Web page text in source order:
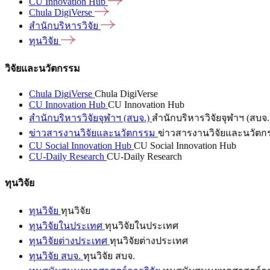
Chula DigiVerse
สำนักบริหารวิจัย
ทุนวิจัย
วิจัยและนวัตกรรม
Chula DigiVerse Chula DigiVerse
CU Innovation Hub CU Innovation Hub
สำนักบริหารวิจัยจุฬาฯ (สบจ.) สำนักบริหารวิจัยจุฬาฯ (สบจ
ข่าวสารงานวิจัยและนวัตกรรม ข่าวสารงานวิจัยและนวัตก
CU Social Innovation Hub CU Social Innovation Hub
CU-Daily Research CU-Daily Research
ทุนวิจัย
ทุนวิจัย ทุนวิจัย
ทุนวิจัยในประเทศ ทุนวิจัยในประเทศ
ทุนวิจัยต่างประเทศ ทุนวิจัยต่างประเทศ
ทุนวิจัย สบจ. ทุนวิจัย สบจ.